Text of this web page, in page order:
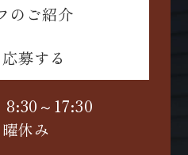
のご紹介
募する
8:30～17:30
休み